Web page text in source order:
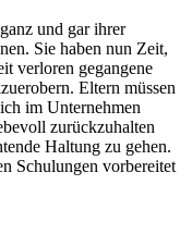
und gar ihrer
Sie haben nun Zeit,
verloren gegangene
Eltern müssen
im Unternehmen
zurückzuhalten
Haltung zu gehen.
Schulungen vorbereitet